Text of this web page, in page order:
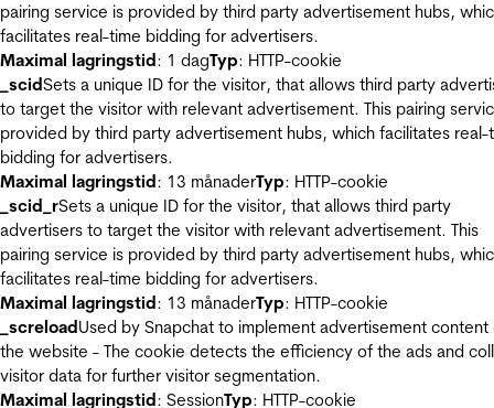
pairing service is provided by third party advertisement hubs,
facilitates real-time bidding for advertisers.
Maximal lagringstid: 1 dagTyp: HTTP-cookie
_scidSets a unique ID for the visitor, that allows third party
to target the visitor with relevant advertisement. This pairing
provided by third party advertisement hubs, which facilitates real-
bidding for advertisers.
Maximal lagringstid: 13 månaderTyp: HTTP-cookie
_scid_rSets a unique ID for the visitor, that allows third party
advertisers to target the visitor with relevant advertisement. This
pairing service is provided by third party advertisement hubs,
facilitates real-time bidding for advertisers.
Maximal lagringstid: 13 månaderTyp: HTTP-cookie
_screloadUsed by Snapchat to implement advertisement content
the website - The cookie detects the efficiency of the ads and
visitor data for further visitor segmentation.
Maximal lagringstid: SessionTyp: HTTP-cookie